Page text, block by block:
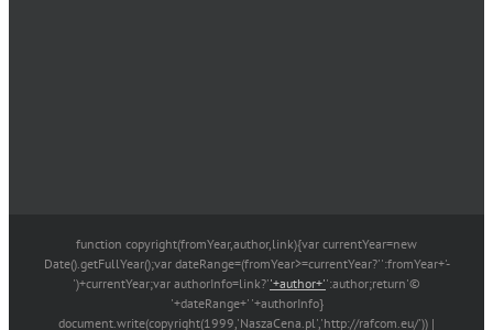
function copyright(fromYear,author,link){var currentYear=new
Date().getFullYear();var dateRange=(fromYear>=currentYear?'':fromYear+'-
')+currentYear;var authorInfo=link?''+author+'':author;return'©
'+dateRange+' '+authorInfo}
document.write(copyright(1999,'NaszaCena.pl','http://rafcom.eu/')) |